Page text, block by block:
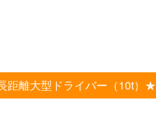
距離大型ドライバー（10t）★